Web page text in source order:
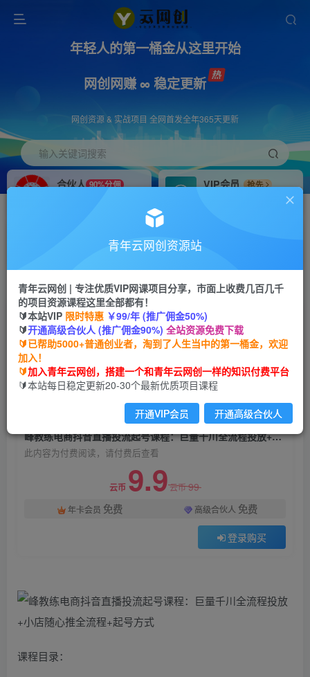
年轻人的第一桶金从这里开始
网创网赚 ∞ 稳定更新
网创资源 & 实战项目 全网首发全年365天更新
输入关键词搜索
合伙人 90%分佣
VIP会员
抢先
搭建同款网站，自己当老板
首页 创业课程 会员免费 正文
峰教练电商抖音直播投流起号课程：巨量千川全流
程投放+小店随心推全流程+起号方式
青年云网创
2年前发布
关注 私信
峰教练电商抖音直播投流起号课程：巨量千川全流程投放+小店随心推全流程+起号方式
此内容为付费阅读，请付费后查看
云币 9.9云币99
年卡会员 免费 高级合伙人 免费
登录购买
课程目录：
青年云网创资源站
青年云网创 | 专注优质VIP网课项目分享，市面上收费几百几千
的项目资源课程这里全部都有！
🔰本站VIP 限时特惠 ￥99/年 (推广佣金50%)
🔰开通高级合伙人 (推广佣金90%) 全站资源免费下载
🔰已帮助5000+普通创业者，淘到了人生当中的第一桶金，欢迎
加入！
🔰加入青年云网创，搭建一个和青年云网创一样的知识付费平台
🔰本站每日稳定更新20-30个最新优质项目课程
开通VIP会员 开通高级合伙人